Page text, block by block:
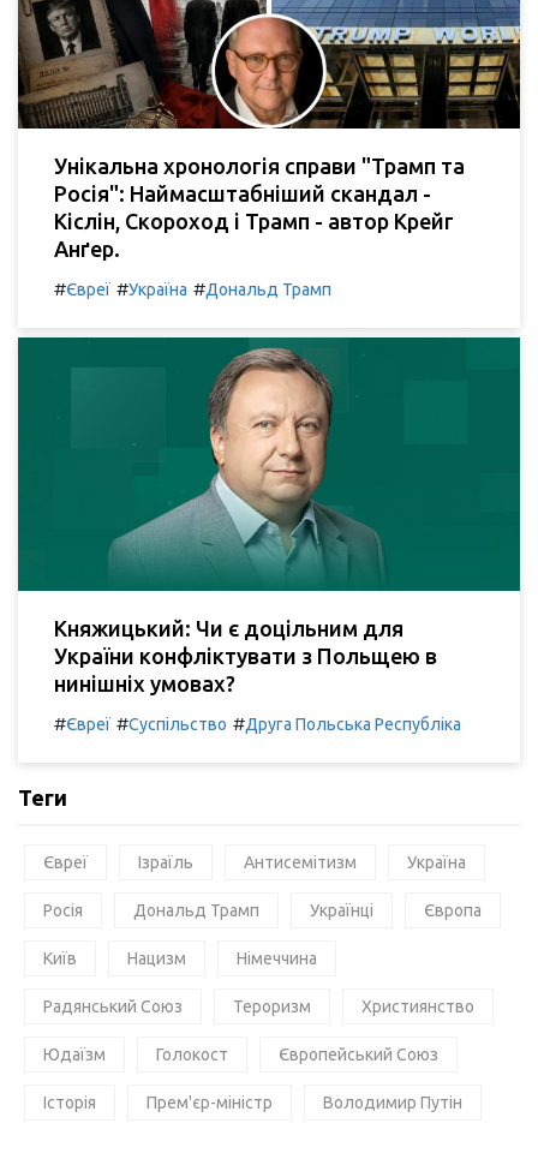
Унікальна хронологія справи "Трамп та
Росія": Наймасштабніший скандал -
Кіслін, Скороход і Трамп - автор Крейг
Анґер.
#Євреї #Україна #Дональд Трамп
Княжицький: Чи є доцільним для
України конфліктувати з Польщею в
нинішніх умовах?
#Євреї #Суспільство #Друга Польська Республіка
Теги
Євреї Ізраїль Антисемітизм Україна
Росія Дональд Трамп Українці Європа
Київ Нацизм Німеччина
Радянський Союз Тероризм Християнство
Юдаїзм Голокост Європейський Союз
Історія Прем'єр-міністр Володимир Путін